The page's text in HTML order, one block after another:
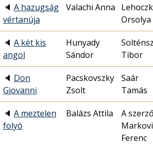
🔈 A hazugság
vértanúja
Valachi Anna
Orsolya
🔈 A két kis
angol
Hunyady
Sándor
Tibor
🔈 Don
Giovanni
Pacskovszky
Zsolt
Saár
Tamás
🔈 A meztelen
folyó
Balázs Attila
A
Ferenc